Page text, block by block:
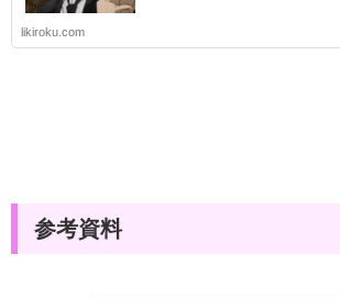
likiroku.com
参考資料